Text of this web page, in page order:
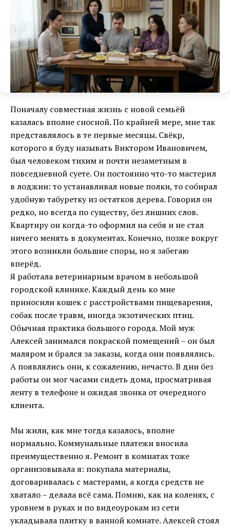
Поначалу совместная жизнь с новой семьёй
казалась вполне сносной. По крайней мере, мне так
представлялось в те первые месяцы. Свёкр,
которого я буду называть Виктором Ивановичем,
был человеком тихим и почти незаметным в
повседневной суете. Он постоянно что-то мастерил
в лоджии: то устанавливал новые полки, то собирал
удобную табуретку из остатков дерева. Говорил он
редко, но всегда по существу, без лишних слов.
Квартиру он когда-то оформил на себя и не стал
ничего менять в документах. Конечно, позже вокруг
этого возникли большие споры, но я забегаю
вперёд.
Я работала ветеринарным врачом в небольшой
городской клинике. Каждый день ко мне
приносили кошек с расстройствами пищеварения,
собак после травм, иногда экзотических птиц.
Обычная практика большого города. Мой муж
Алексей занимался покраской помещений – он был
маляром и брался за заказы, когда они появлялись.
А появлялись они, к сожалению, нечасто. В дни без
работы он мог часами сидеть дома, просматривая
ленту в телефоне и ожидая звонка от очередного
клиента.
Мы жили, как мне тогда казалось, вполне
нормально. Коммунальные платежи вносила
преимущественно я. Ремонт в комнатах тоже
организовывала я: покупала материалы,
договаривалась с мастерами, а когда средств не
хватало – делала всё сама. Помню, как на коленях, с
уровнем в руках и по видеоурокам из сети
укладывала плитку в ванной комнате. Алексей стоял